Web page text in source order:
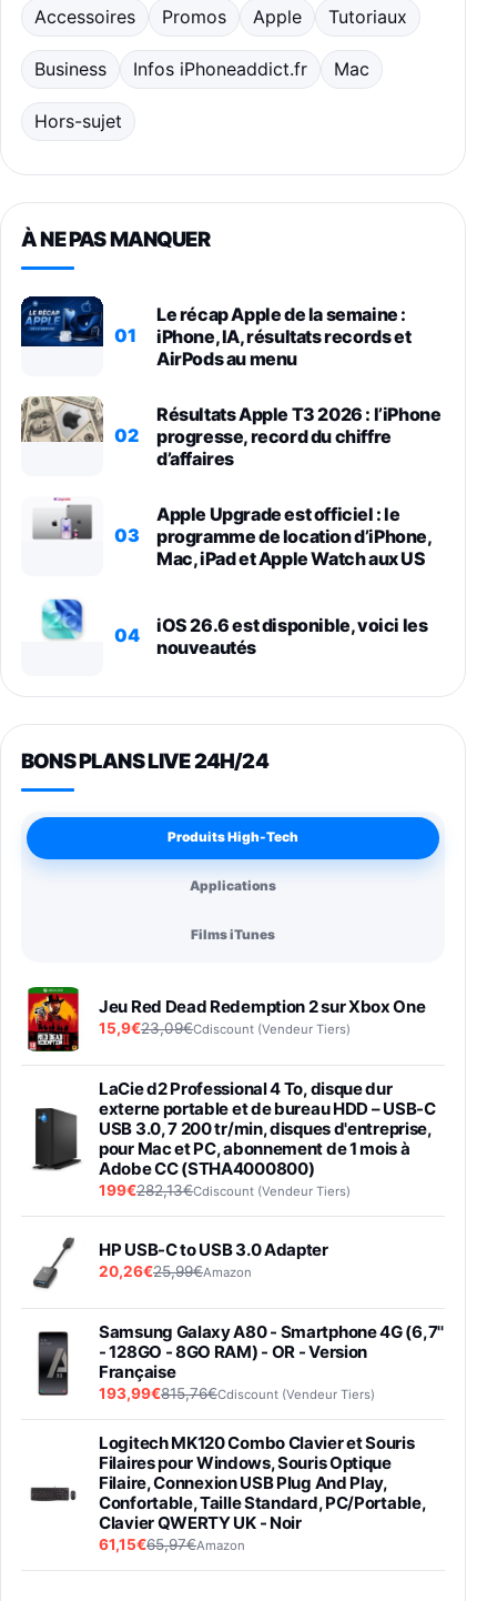
Accessoires Promos Apple Tutoriaux
Business Infos iPhoneaddict.fr Mac
Hors-sujet
À NE PAS MANQUER
01
Le récap Apple de la semaine :
iPhone, IA, résultats records et
AirPods au menu
02
Résultats Apple T3 2026 : l’iPhone
progresse, record du chiffre
d’affaires
03
Apple Upgrade est officiel : le
programme de location d’iPhone,
Mac, iPad et Apple Watch aux US
04
iOS 26.6 est disponible, voici les
nouveautés
BONS PLANS LIVE 24H/24
Produits High-Tech
Applications
Films iTunes
Jeu Red Dead Redemption 2 sur Xbox One
15,9€23,09€Cdiscount (Vendeur Tiers)
LaCie d2 Professional 4 To, disque dur
externe portable et de bureau HDD – USB-C
USB 3.0, 7 200 tr/min, disques d'entreprise,
pour Mac et PC, abonnement de 1 mois à
Adobe CC (STHA4000800)
199€282,13€Cdiscount (Vendeur Tiers)
HP USB-C to USB 3.0 Adapter
20,26€25,99€Amazon
Samsung Galaxy A80 - Smartphone 4G (6,7''
- 128GO - 8GO RAM) - OR - Version
Française
193,99€815,76€Cdiscount (Vendeur Tiers)
Logitech MK120 Combo Clavier et Souris
Filaires pour Windows, Souris Optique
Filaire, Connexion USB Plug And Play,
Confortable, Taille Standard, PC/Portable,
Clavier QWERTY UK - Noir
61,15€65,97€Amazon